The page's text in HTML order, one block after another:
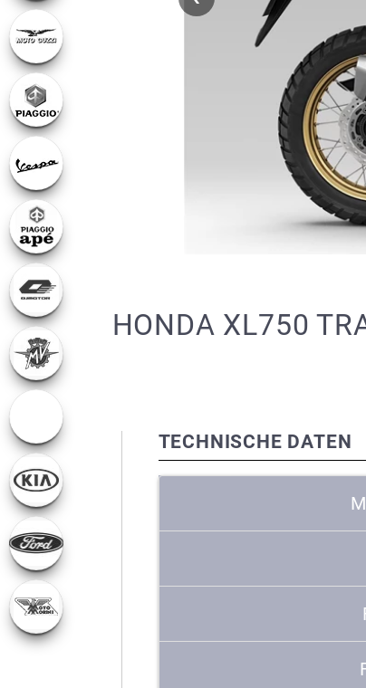
HONDA XL750
TECHNISCHE DATEN